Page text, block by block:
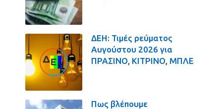
ΔΕΗ: Τιμές ρεύματος
Αυγούστου 2026 για
ΠΡΑΣΙΝΟ, ΚΙΤΡΙΝΟ, ΜΠΛΕ
Πως βλέπουμε